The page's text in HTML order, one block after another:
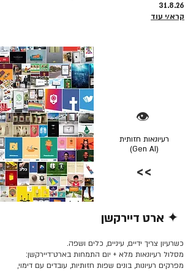
31.8.26
קרא/י עוד
👁️
רעיונאות חזותית
(Gen AI)
>>
✦ ארט דיירקשן
כשרעיון צריך ידיים, עיניים, כלים ושפה.
מסלול רעיונאות מלא + יום התמחות בארט־דיירקשן:
מפרקים רעיונות, בונים שפות חזותיות, עובדים עם דימוי,